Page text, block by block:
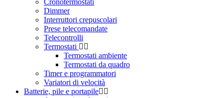
Cronotermostati
Dimmer
Interruttori crepuscolari
Prese telecomandate
Telecontrolli
Termostati
Termostati ambiente
Termostati da quadro
Timer e programmatori
Variatori di velocità
Batterie, pile e portapile